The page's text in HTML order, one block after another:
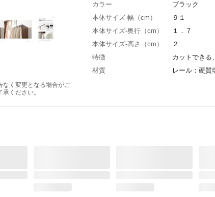
く変更となる場合がご
ください。
カラー
ブラック
本体サイズ-幅（cm）
９１
本体サイズ-奥行（cm）
１．７
本体サイズ-高さ（cm）
２
特徴
カットできる
材質
レール：硬質